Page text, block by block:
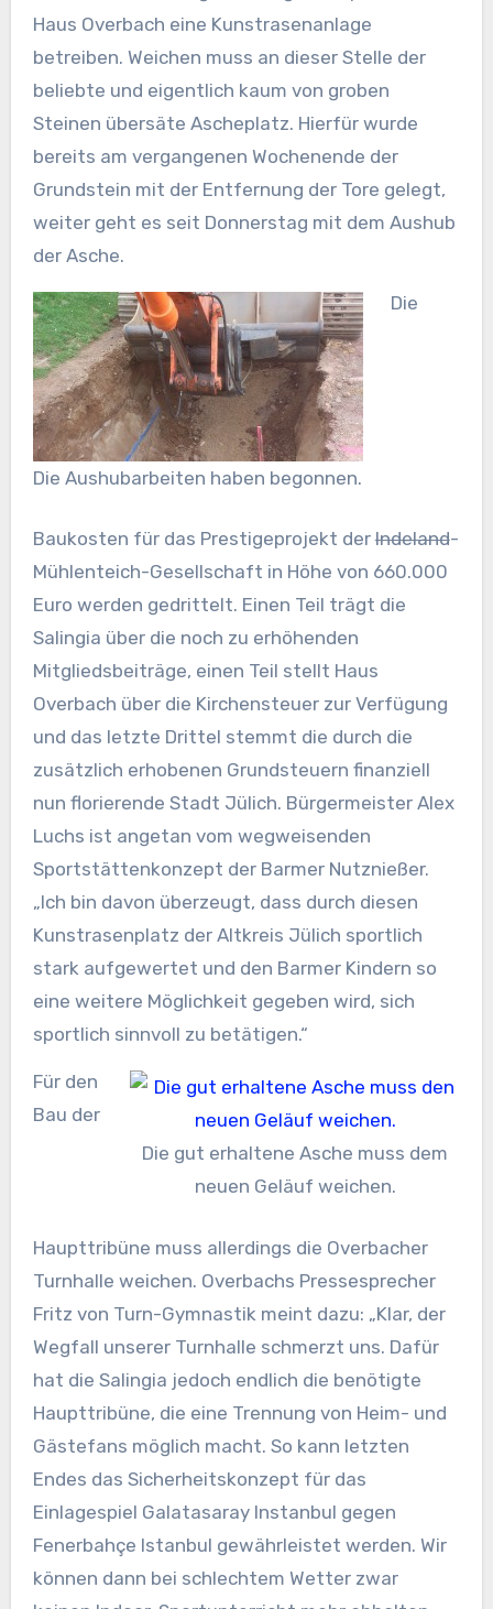
Haus Overbach eine Kunstrasenanlage
betreiben. Weichen muss an dieser Stelle der
beliebte und eigentlich kaum von groben
Steinen übersäte Ascheplatz. Hierfür wurde
bereits am vergangenen Wochenende der
Grundstein mit der Entfernung der Tore gelegt,
weiter geht es seit Donnerstag mit dem Aushub
der Asche.
Die Aushubarbeiten haben begonnen.
Die
Baukosten für das Prestigeprojekt derIndeland-
Mühlenteich-Gesellschaft in Höhe von 660.000
Euro werden gedrittelt. Einen Teil trägt die
Salingia über die noch zu erhöhenden
Mitgliedsbeiträge, einen Teil stellt Haus
Overbach über die Kirchensteuer zur Verfügung
und das letzte Drittel stemmt die durch die
zusätzlich erhobenen Grundsteuern finanziell
nun florierende Stadt Jülich. Bürgermeister Alex
Luchs ist angetan vom wegweisenden
Sportstättenkonzept der Barmer Nutznießer.
„Ich bin davon überzeugt, dass durch diesen
Kunstrasenplatz der Altkreis Jülich sportlich
stark aufgewertet und den Barmer Kindern so
eine weitere Möglichkeit gegeben wird, sich
sportlich sinnvoll zu betätigen.“
Die gut erhaltene Asche muss dem
neuen Geläuf weichen.
Für den
Bau der
Haupttribüne muss allerdings die Overbacher
Turnhalle weichen. Overbachs Pressesprecher
Fritz von Turn-Gymnastik meint dazu: „Klar, der
Wegfall unserer Turnhalle schmerzt uns. Dafür
hat die Salingia jedoch endlich die benötigte
Haupttribüne, die eine Trennung von Heim- und
Gästefans möglich macht. So kann letzten
Endes das Sicherheitskonzept für das
Einlagespiel Galatasaray Instanbul gegen
Fenerbahçe Istanbul gewährleistet werden. Wir
können dann bei schlechtem Wetter zwar